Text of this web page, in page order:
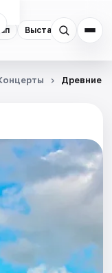
Выставки
Древние